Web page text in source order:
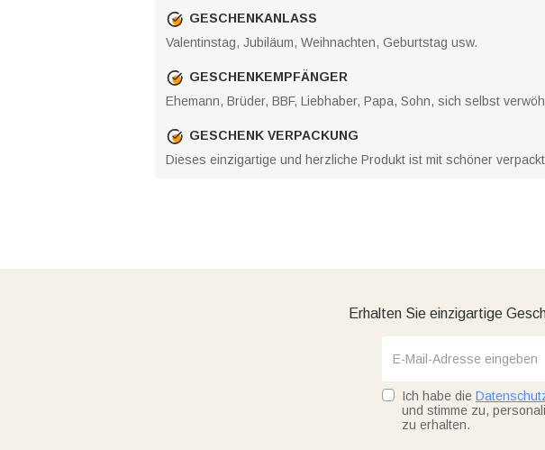
GESCHENKANLASS
Valentinstag, Jubiläum, Weihnachten, Geburtstag usw.
GESCHENKEMPFÄNGER
Ehemann, Brüder, BBF, Liebhaber, Papa, Sohn, sich selbst
GESCHENK VERPACKUNG
Dieses einzigartige und herzliche Produkt ist mit schöner
Erhalten Sie einzigartige
Ich habe die
und stimme zu,
zu erhalten.